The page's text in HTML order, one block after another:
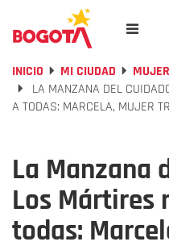
INICIO MI CIUDAD
MUJER
LA MANZANA DEL
A TODAS: MARCELA, MUJER
La Manzana
Los Mártires
todas: